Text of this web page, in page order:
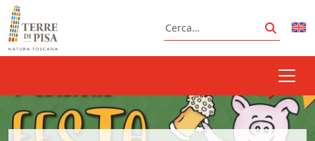
Vai al contenuto
Cerca
Cerca